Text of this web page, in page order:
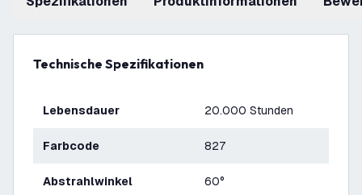
Technische Spezifikationen
Lebensdauer 20.000 Stunden
Farbcode 827
Abstrahlwinkel 60°